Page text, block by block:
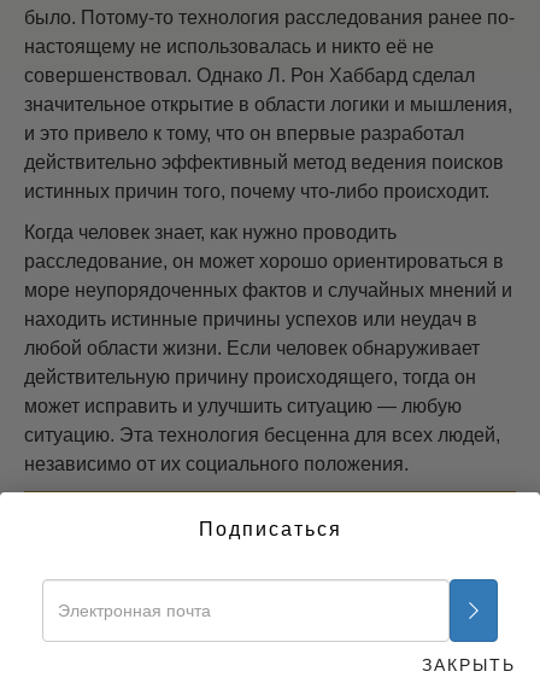
было. Потому-то технология расследования ранее по-
настоящему не использовалась и никто её не
совершенствовал. Однако Л. Рон Хаббард сделал
значительное открытие в области логики и мышления,
и это привело к тому, что он впервые разработал
действительно эффективный метод ведения поисков
истинных причин того, почему что-либо происходит.
Когда человек знает, как нужно проводить
расследование, он может хорошо ориентироваться в
море неупорядоченных фактов и случайных мнений и
находить истинные причины успехов или неудач в
любой области жизни. Если человек обнаруживает
действительную причину происходящего, тогда он
может исправить и улучшить ситуацию — любую
ситуацию. Эта технология бесценна для всех людей,
независимо от их социального положения.
Решение проблемы наркотиков
Подписаться
ЗАКРЫТЬ